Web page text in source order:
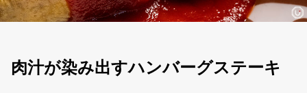
肉汁が染み出すハンバーグステーキ